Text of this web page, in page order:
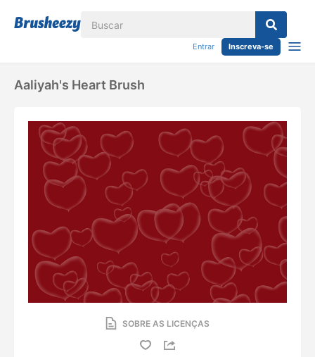
Entrar Inscreva-se
Aaliyah's Heart Brush
SOBRE AS LICENÇAS